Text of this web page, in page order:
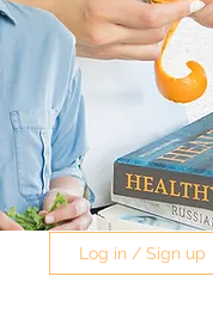
Log in / Sign up